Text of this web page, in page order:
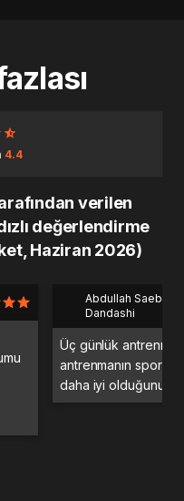
4.4
verilen
değerlendirme
Haziran 2026)
Abdullah Saeb Al
Dandashi
Üç günlük
antrenmanın spor
daha iyi olduğunu